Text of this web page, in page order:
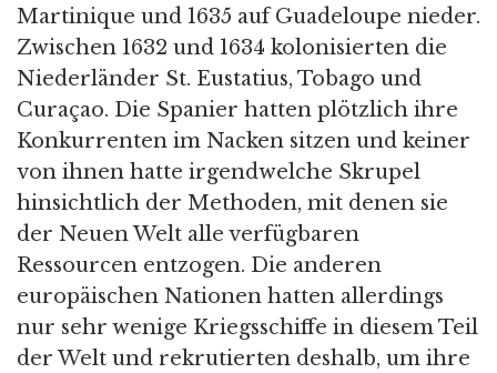
Martinique und 1635 auf Guadeloupe nieder.
Zwischen 1632 und 1634 kolonisierten die
Niederländer St. Eustatius, Tobago und
Curaçao. Die Spanier hatten plötzlich ihre
Konkurrenten im Nacken sitzen und keiner
von ihnen hatte irgendwelche Skrupel
hinsichtlich der Methoden, mit denen sie
der Neuen Welt alle verfügbaren
Ressourcen entzogen. Die anderen
europäischen Nationen hatten allerdings
nur sehr wenige Kriegsschiffe in diesem Teil
der Welt und rekrutierten deshalb, um ihre